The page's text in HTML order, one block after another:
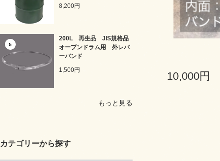
8,200円
5
200L 再生品 JIS規格品
オープンドラム用 外レバ
ーバンド
1,500円
もっと見る
カテゴリーから探す
10,000円